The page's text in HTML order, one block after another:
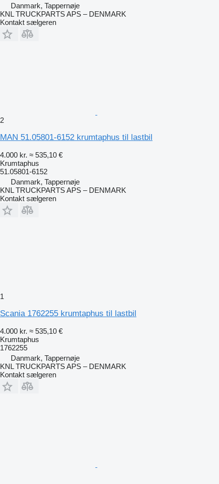
Danmark, Tappernøje
KNL TRUCKPARTS APS – DENMARK
Kontakt sælgeren
2
MAN 51.05801-6152 krumtaphus til lastbil
4.000 kr. ≈ 535,10 €
Krumtaphus
51.05801-6152
Danmark, Tappernøje
KNL TRUCKPARTS APS – DENMARK
Kontakt sælgeren
1
Scania 1762255 krumtaphus til lastbil
4.000 kr. ≈ 535,10 €
Krumtaphus
1762255
Danmark, Tappernøje
KNL TRUCKPARTS APS – DENMARK
Kontakt sælgeren